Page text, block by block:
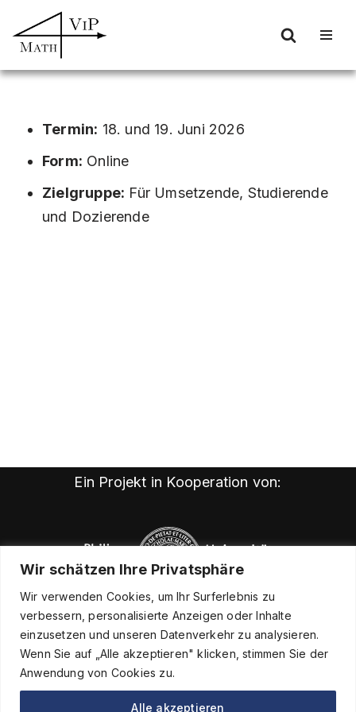
Wir schätzen Ihre Privatsphäre
Wir verwenden Cookies, um Ihr Surferlebnis zu
verbessern, personalisierte Anzeigen oder Inhalte
einzusetzen und unseren Datenverkehr zu analysieren.
Wenn Sie auf „Alle akzeptieren" klicken, stimmen Sie der
Anwendung von Cookies zu.
Alle akzeptieren
Zum
Inhalt
Termin: 18. und 19. Juni 2026
Form: Online
Zielgruppe: Für Umsetzende, Studierende
und Dozierende
Ein Projekt in Kooperation von: